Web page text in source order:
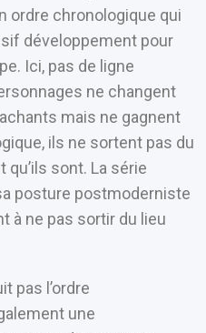
ordre chronologique qui
développement pour
Ici, pas de ligne
ne changent
mais ne gagnent
ils ne sortent pas du
qu’ils sont. La série
posture postmoderniste
à ne pas sortir du lieu
pas l’ordre
une